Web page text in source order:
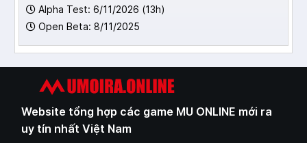
Alpha Test: 6/11/2026 (13h)
Open Beta: 8/11/2025
Website tổng hợp các game MU ONLINE mới ra
uy tín nhất Việt Nam